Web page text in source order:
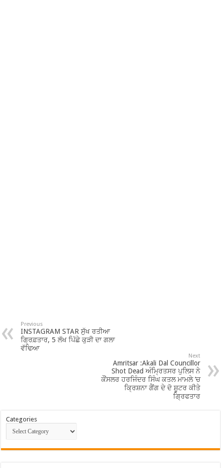
Previous
INSTAGRAM STAR ਸੁੱਖ ਰਤੀਆ
ਗ੍ਰਿਫ਼ਤਾਰ, 5 ਲੱਖ ਪਿੱਛੇ ਕੁੜੀ ਦਾ ਗਲਾ
ਵੱਢਿਆ
Next
Amritsar :Akali Dal Councillor
Shot Dead ਅੰਮ੍ਰਿਤਸਰ ਪੁਲਿਸ ਨੇ
ਕੌਂਸਲਰ ਹਰਜਿੰਦਰ ਸਿੰਘ ਕਤਲ ਮਾਮਲੇ ’ਚ
ਕ੍ਰਿਸ਼ਨਾ ਗੈਂਗ ਦੇ ਦੋ ਸ਼ੂਟਰ ਕੀਤੇ
ਗ੍ਰਿਫਤਾਰ
Categories